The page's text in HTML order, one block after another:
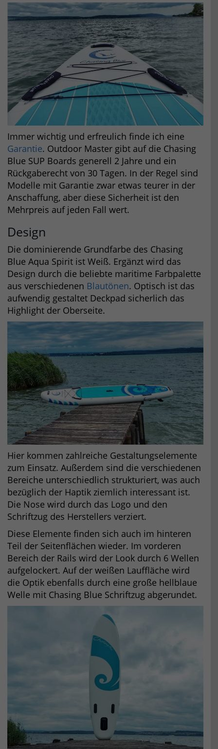
Immer wichtig und erfreulich finde ich eine
Garantie. Outdoor Master gibt auf die Chasing
Blue SUP Boards generell 2 Jahre und ein
Rückgaberecht von 30 Tagen. In der Regel sind
Modelle mit Garantie zwar etwas teurer in der
Anschaffung, aber diese Sicherheit ist den
Mehrpreis auf jeden Fall wert.
Design
Die dominierende Grundfarbe des Chasing
Blue Aqua Spirit ist Weiß. Ergänzt wird das
Design durch die beliebte maritime Farbpalette
aus verschiedenen Blautönen. Optisch ist das
aufwendig gestaltet Deckpad sicherlich das
Highlight der Oberseite.
Hier kommen zahlreiche Gestaltungselemente
zum Einsatz. Außerdem sind die verschiedenen
Bereiche unterschiedlich strukturiert, was auch
bezüglich der Haptik ziemlich interessant ist.
Die Nose wird durch das Logo und den
Schriftzug des Herstellers verziert.
Diese Elemente finden sich auch im hinteren
Teil der Seitenflächen wieder. Im vorderen
Bereich der Rails wird der Look durch 6 Wellen
aufgelockert. Auf der weißen Lauffläche wird
die Optik ebenfalls durch eine große hellblaue
Welle mit Chasing Blue Schriftzug abgerundet.